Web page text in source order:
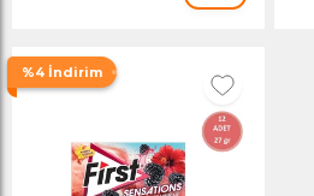
%4 İndirim